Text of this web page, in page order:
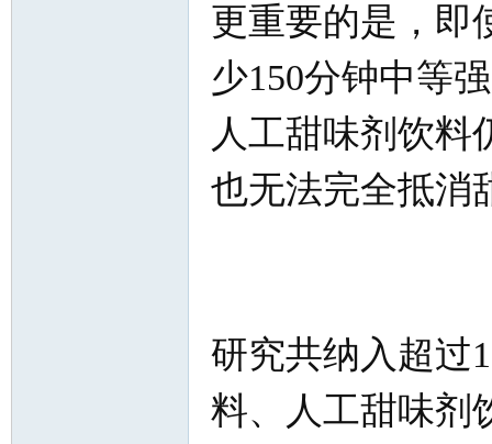
更重要的是，即
少150分钟中等
人工甜味剂饮料
也无法完全抵消
研究共纳入超过
料、人工甜味剂